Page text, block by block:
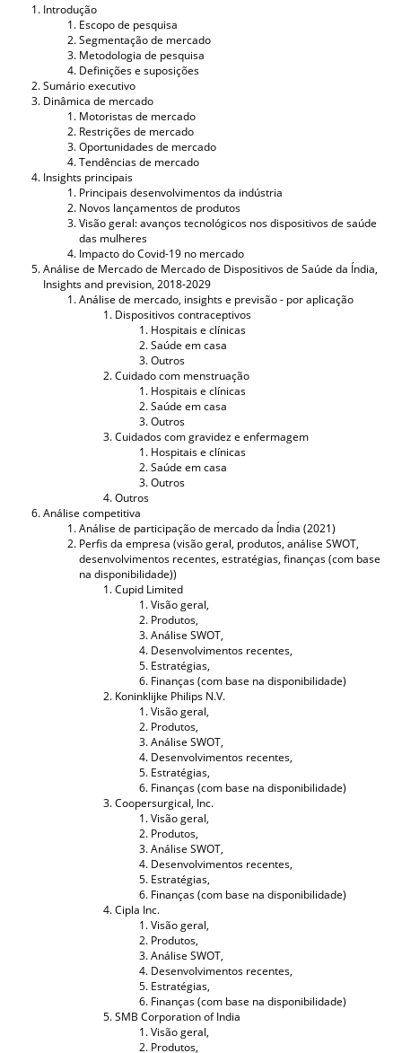
Introdução
Escopo de pesquisa
Segmentação de mercado
Metodologia de pesquisa
Definições e suposições
Sumário executivo
Dinâmica de mercado
Motoristas de mercado
Restrições de mercado
Oportunidades de mercado
Tendências de mercado
Insights principais
Principais desenvolvimentos da indústria
Novos lançamentos de produtos
Visão geral: avanços tecnológicos nos dispositivos de saúde
das mulheres
Impacto do Covid-19 no mercado
Análise de Mercado de Mercado de Dispositivos de Saúde da Índia,
Insights and prevision, 2018-2029
Análise de mercado, insights e previsão - por aplicação
Dispositivos contraceptivos
Hospitais e clínicas
Saúde em casa
Outros
Cuidado com menstruação
Hospitais e clínicas
Saúde em casa
Outros
Cuidados com gravidez e enfermagem
Hospitais e clínicas
Saúde em casa
Outros
Outros
Análise competitiva
Análise de participação de mercado da Índia (2021)
Perfis da empresa (visão geral, produtos, análise SWOT,
desenvolvimentos recentes, estratégias, finanças (com base
na disponibilidade))
Cupid Limited
Visão geral,
Produtos,
Análise SWOT,
Desenvolvimentos recentes,
Estratégias,
Finanças (com base na disponibilidade)
Koninklijke Philips N.V.
Visão geral,
Produtos,
Análise SWOT,
Desenvolvimentos recentes,
Estratégias,
Finanças (com base na disponibilidade)
Coopersurgical, Inc.
Visão geral,
Produtos,
Análise SWOT,
Desenvolvimentos recentes,
Estratégias,
Finanças (com base na disponibilidade)
Cipla Inc.
Visão geral,
Produtos,
Análise SWOT,
Desenvolvimentos recentes,
Estratégias,
Finanças (com base na disponibilidade)
SMB Corporation of India
Visão geral,
Produtos,